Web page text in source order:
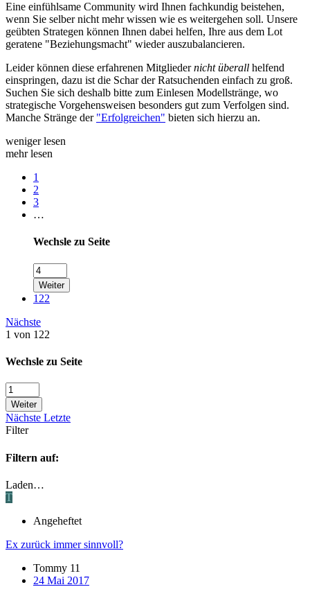
Eine einfühlsame Community wird Ihnen fachkundig beistehen,
wenn Sie selber nicht mehr wissen wie es weitergehen soll. Unsere
geübten Strategen können Ihnen dabei helfen, Ihre aus dem Lot
geratene "Beziehungsmacht" wieder auszubalancieren.
Leider können diese erfahrenen Mitgliedernicht überall helfend
einspringen, dazu ist die Schar der Ratsuchenden einfach zu groß.
Suchen Sie sich deshalb bitte zum Einlesen Modellstränge, wo
strategische Vorgehensweisen besonders gut zum Verfolgen sind.
Manche Stränge der "Erfolgreichen" bieten sich hierzu an.
weniger lesen
mehr lesen
1
2
3
…
Wechsle zu Seite
Weiter
122
Nächste
1 von 122
Wechsle zu Seite
Weiter
Nächste Letzte
Filter
Filtern auf:
Laden…
T
Angeheftet
Ex zurück immer sinnvoll?
Tommy 11
24 Mai 2017